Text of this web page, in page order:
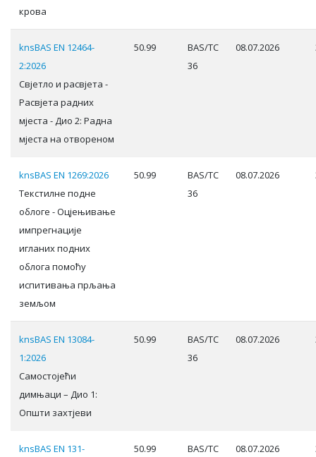
крова
knsBAS EN 12464-
2:2026
Свјетло и расвјета -
Расвјета радних
мјеста - Дио 2: Радна
мјеста на отвореном
50.99
BAS/TC
36
08.07.2026
knsBAS EN 1269:2026
Текстилне подне
облоге - Оцјењивање
импрегнације
игланих подних
облога помоћу
испитивања прљања
земљом
50.99
BAS/TC
36
08.07.2026
knsBAS EN 13084-
1:2026
Самостојећи
димњаци – Дио 1:
Општи захтјеви
50.99
BAS/TC
36
08.07.2026
knsBAS EN 131- 50.99 BAS/TC 08.07.2026